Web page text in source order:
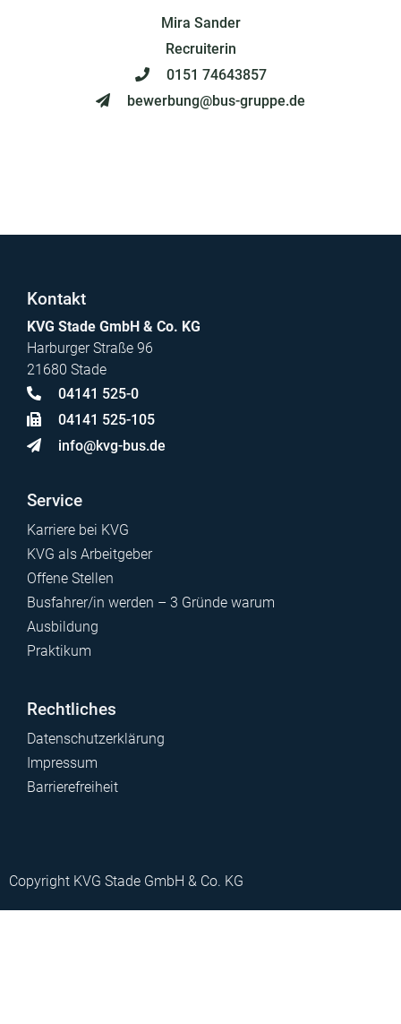
Mira Sander
Recruiterin
0151 74643857
bewerbung@bus-gruppe.de
Kontakt
KVG Stade GmbH & Co. KG
Harburger Straße 96
21680 Stade
04141 525-0
04141 525-105
info@kvg-bus.de
Service
Karriere bei KVG
KVG als Arbeitgeber
Offene Stellen
Busfahrer/in werden – 3 Gründe warum
Ausbildung
Praktikum
Rechtliches
Datenschutzerklärung
Impressum
Barrierefreiheit
Copyright KVG Stade GmbH & Co. KG